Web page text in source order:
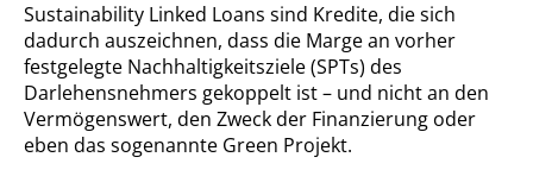
Sustainability Linked Loans sind Kredite, die sich
dadurch auszeichnen, dass die Marge an vorher
festgelegte Nachhaltigkeitsziele (SPTs) des
Darlehensnehmers gekoppelt ist – und nicht an den
Vermögenswert, den Zweck der Finanzierung oder
eben das sogenannte Green Projekt.